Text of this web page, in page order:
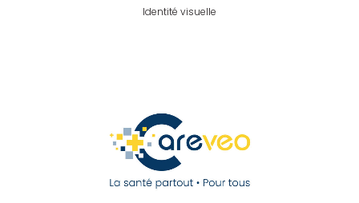
Identité visuelle